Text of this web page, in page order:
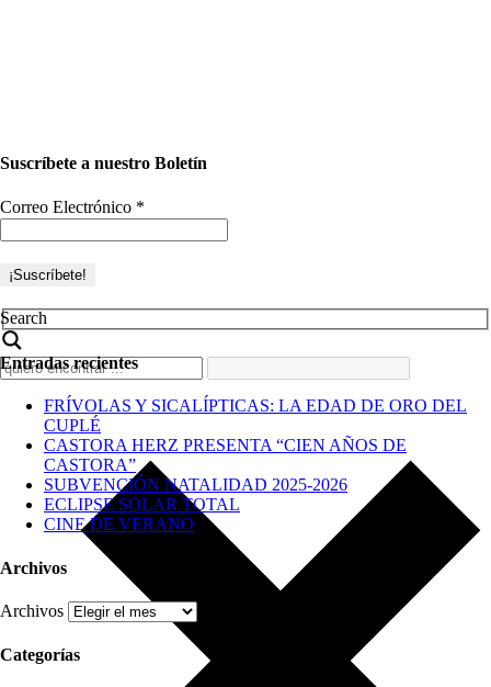
Suscríbete a nuestro Boletín
Correo Electrónico *
Search
Entradas recientes
FRÍVOLAS Y SICALÍPTICAS: LA EDAD DE ORO DEL
CUPLÉ
CASTORA HERZ PRESENTA “CIEN AÑOS DE
CASTORA”
SUBVENCIÓN NATALIDAD 2025-2026
ECLIPSE SOLAR TOTAL
CINE DE VERANO
Archivos
Archivos
Categorías